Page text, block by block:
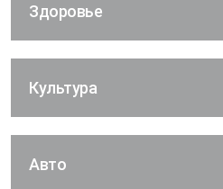
Здоровье
Культура
Авто